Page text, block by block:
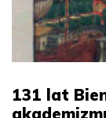
131 lat